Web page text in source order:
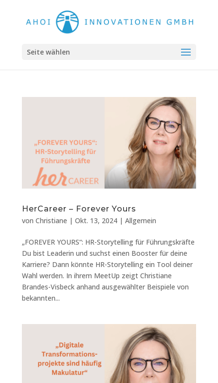
Seite wählen
HerCareer – Forever Yours
von Christiane | Okt. 13, 2024| Allgemein
„FOREVER YOURS“: HR-Storytelling für Führungskräfte
Du bist Leaderin und suchst einen Booster für deine
Karriere? Dann könnte HR-Storytelling ein Tool deiner
Wahl werden. In ihrem MeetUp zeigt Christiane
Brandes-Visbeck anhand ausgewählter Beispiele von
bekannten...